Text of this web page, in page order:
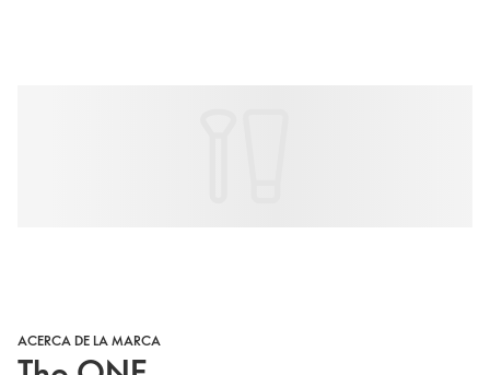
ACERCA DE LA MARCA